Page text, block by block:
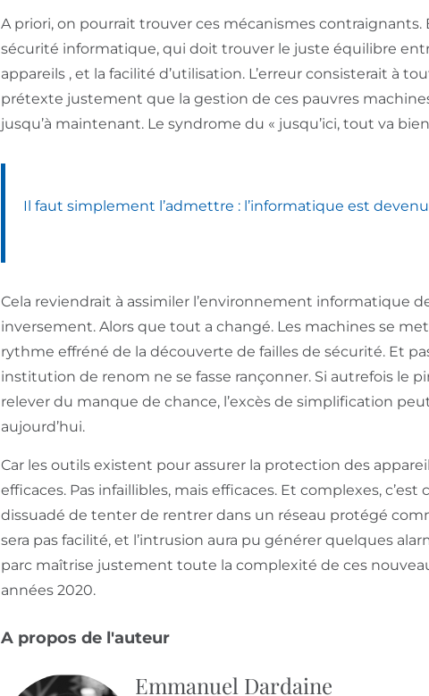
A priori, on pourrait trouver ces mécanismes contraignants.
sécurité informatique, qui doit trouver le juste équilibre
appareils , et la facilité d’utilisation. L’erreur consisterait à
prétexte justement que la gestion de ces pauvres
jusqu’à maintenant. Le syndrome du « jusqu’ici, tout va bien
Il faut simplement l’admettre : l’informatique est
Cela reviendrait à assimiler l’environnement informatique
inversement. Alors que tout a changé. Les machines se
rythme effréné de la découverte de failles de sécurité. Et
institution de renom ne se fasse rançonner. Si autrefois le
relever du manque de chance, l’excès de simplification
aujourd’hui.
Car les outils existent pour assurer la protection des
efficaces. Pas infaillibles, mais efficaces. Et complexes,
dissuadé de tenter de rentrer dans un réseau protégé
sera pas facilité, et l’intrusion aura pu générer quelques
parc maîtrise justement toute la complexité de ces
années 2020.
A propos de l'auteur
Emmanuel Dardaine